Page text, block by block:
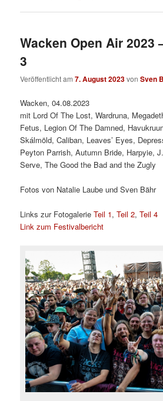
Wacken Open Air 2023
3
Veröffentlicht am7. August 2023vonSven
Wacken, 04.08.2023
mit Lord Of The Lost, Wardruna,
Fetus, Legion Of The Damned,
Skálmöld, Caliban, Leaves’ Eyes,
Peyton Parrish, Autumn Bride, Harpyie,
Serve, The Good the Bad and the Zugly
Fotos von Natalie Laube und Sven Bähr
Links zur FotogalerieTeil 1,Teil 2,Teil 4
Link zum Festivalbericht